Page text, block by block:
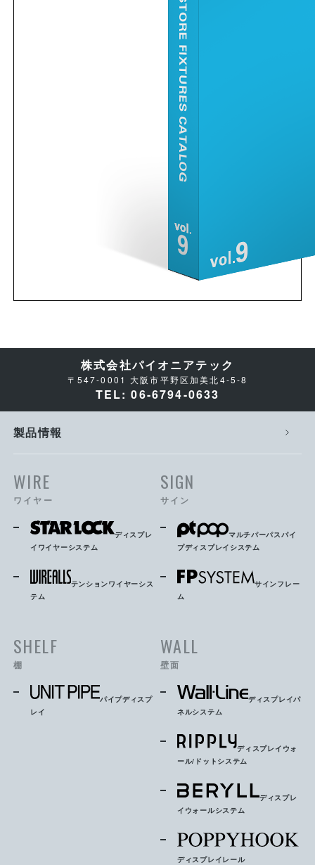
株式会社パイオニアテック
〒547-0001 大阪市平野区加美北4-5-8
TEL: 06-6794-0633
製品情報
WIRE
ワイヤー
ディスプレ
イワイヤーシステム
テンションワイヤーシス
テム
SIGN
サイン
マルチパーパスパイ
プディスプレイシステム
サインフレー
ム
SHELF
棚
パイプディスプ
レイ
WALL
壁面
ディスプレイパ
ネルシステム
ディスプレイウォ
ール/ドットシステム
ディスプレ
イウォールシステム
ディスプレイレール